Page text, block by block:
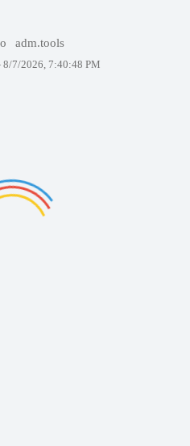
adm.tools
8/7/2026, 7:40:48 PM